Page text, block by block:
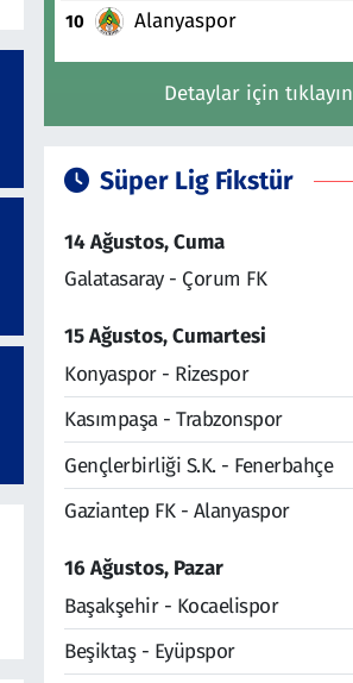
10 Alanyaspor
Detaylar için tıklayın
Süper Lig Fikstür
14 Ağustos, Cuma
Galatasaray - Çorum FK
15 Ağustos, Cumartesi
Konyaspor - Rizespor
Kasımpaşa - Trabzonspor
Gençlerbirliği S.K. - Fenerbahçe
Gaziantep FK - Alanyaspor
16 Ağustos, Pazar
Başakşehir - Kocaelispor
Beşiktaş - Eyüpspor